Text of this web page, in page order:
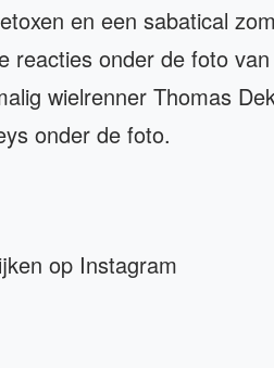
en een sabatical
reacties onder de foto
wielrenner Thomas
onder de foto.
op Instagram